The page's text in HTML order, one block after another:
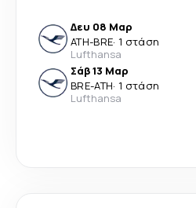
Δευ 08 Μαρ
ATH-BRE· 1 στάση
Lufthansa
Σάβ 13 Μαρ
BRE-ATH· 1 στάση
Lufthansa